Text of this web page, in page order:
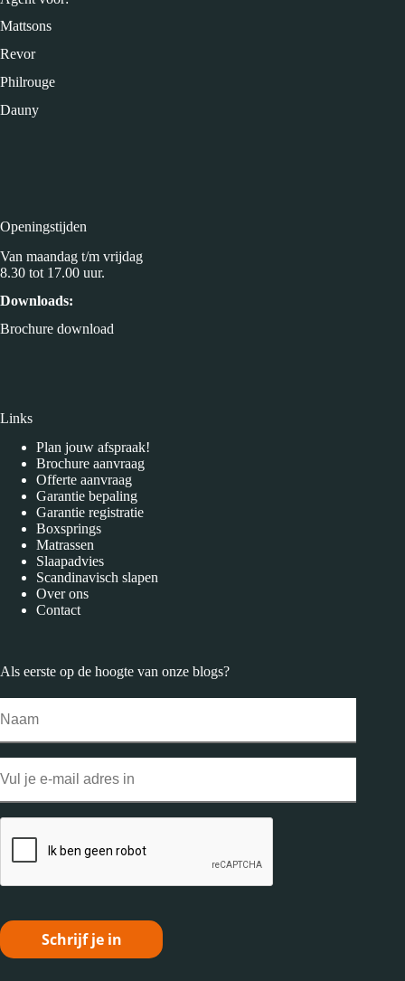
Mattsons
Revor
Philrouge
Dauny
Openingstijden
Van maandag t/m vrijdag
8.30 tot 17.00 uur.
Downloads:
Brochure download
Links
Plan jouw afspraak!
Brochure aanvraag
Offerte aanvraag
Garantie bepaling
Garantie registratie
Boxsprings
Matrassen
Slaapadvies
Scandinavisch slapen
Over ons
Contact
Als eerste op de hoogte van onze blogs?
CAPTCHA